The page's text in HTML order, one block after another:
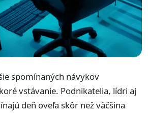
spomínaných návykov
vstávanie. Podnikatelia, lídri aj
deň oveľa skôr než väčšina